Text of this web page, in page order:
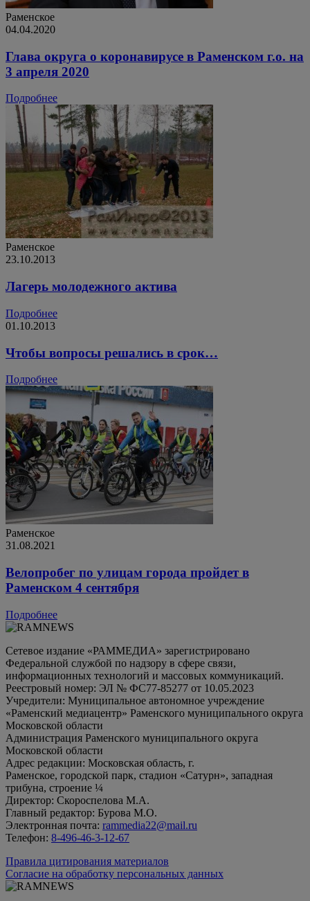
Раменское
04.04.2020
Глава округа о коронавирусе в Раменском г.о. на
3 апреля 2020
Подробнее
Раменское
23.10.2013
Лагерь молодежного актива
Подробнее
01.10.2013
Чтобы вопросы решались в срок…
Подробнее
Раменское
31.08.2021
Велопробег по улицам города пройдет в
Раменском 4 сентября
Подробнее
Сетевое издание «РАММЕДИА» зарегистрировано
Федеральной службой по надзору в сфере связи,
информационных технологий и массовых коммуникаций.
Реестровый номер: ЭЛ № ФС77-85277 от 10.05.2023
Учредители: Муниципальное автономное учреждение
«Раменский медиацентр» Раменского муниципального округа
Московской области
Администрация Раменского муниципального округа
Московской области
Адрес редакции: Московская область, г.
Раменское, городской парк, стадион «Сатурн», западная
трибуна, строение ¼
Директор: Скороспелова М.А.
Главный редактор: Бурова М.О.
Электронная почта: rammedia22@mail.ru
Телефон: 8-496-46-3-12-67
Правила цитирования материалов
Согласие на обработку персональных данных